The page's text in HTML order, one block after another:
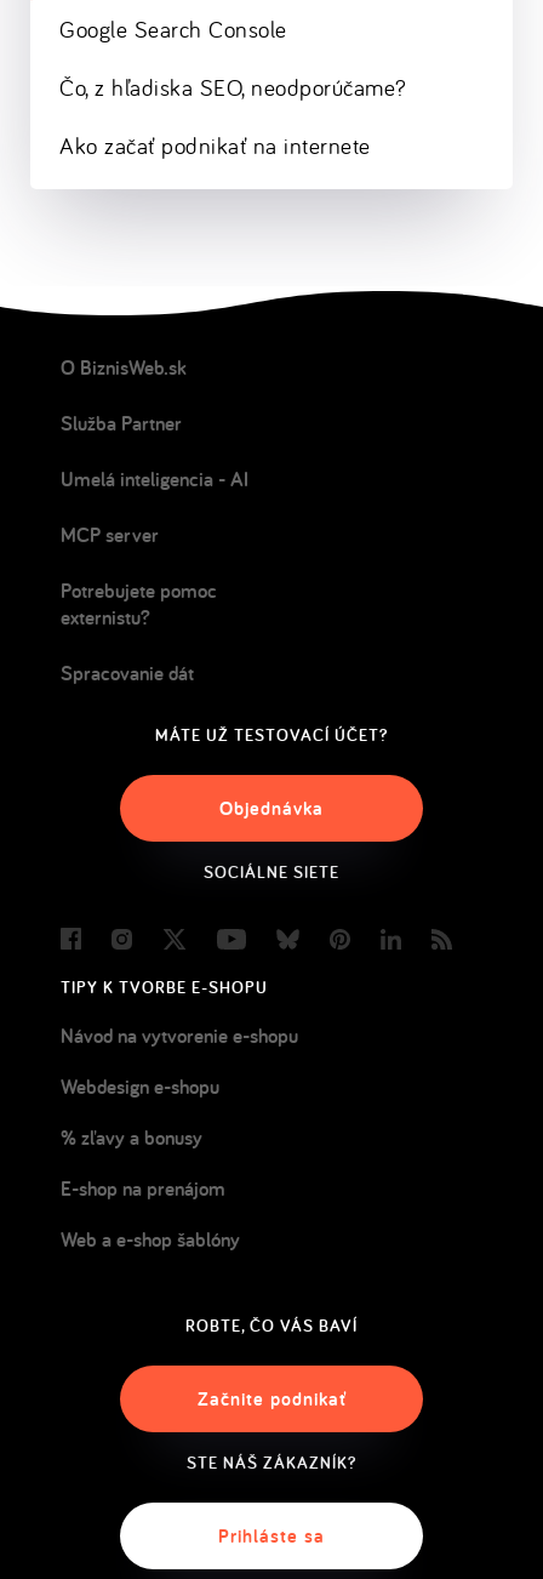
Google Search Console
Čo, z hľadiska SEO, neodporúčame?
Ako začať podnikať na internete
O BiznisWeb.sk
Služba Partner
Umelá inteligencia - AI
MCP server
Potrebujete pomoc
externistu?
Spracovanie dát
MÁTE UŽ TESTOVACÍ ÚČET?
Objednávka
SOCIÁLNE SIETE
FacebookInstagram
Twitter YoutubeBlueskyPinterestLinkedIn
TIPY K TVORBE E-SHOPU
Návod na vytvorenie e-shopu
Webdesign e-shopu
% zľavy a bonusy
E-shop na prenájom
Web a e-shop šablóny
ROBTE, ČO VÁS BAVÍ
Začnite podnikať
STE NÁŠ ZÁKAZNÍK?
Prihláste sa